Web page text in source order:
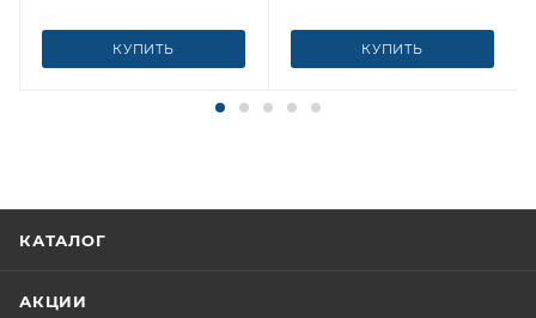
КУПИТЬ КУПИТЬ
КАТАЛОГ
АКЦИИ